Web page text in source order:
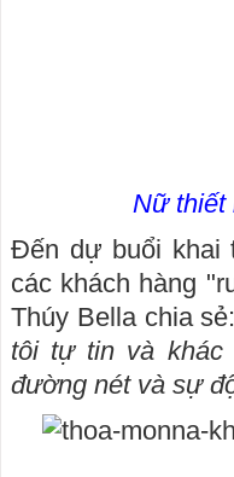
Nữ thiết
Đến dự buổi khai
các khách hàng
Thúy Bella chia sẻ:
tôi tự tin và khác
đường nét và sự